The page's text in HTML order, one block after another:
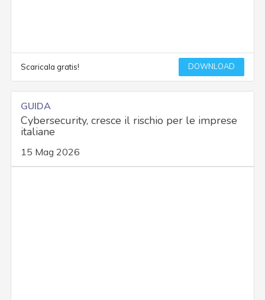
Scaricala gratis! DOWNLOAD
GUIDA
Cybersecurity, cresce il rischio per le imprese
italiane
15 Mag 2026